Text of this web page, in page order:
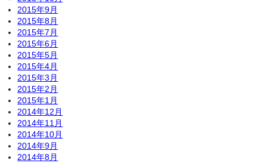
2015年9月
2015年8月
2015年7月
2015年6月
2015年5月
2015年4月
2015年3月
2015年2月
2015年1月
2014年12月
2014年11月
2014年10月
2014年9月
2014年8月